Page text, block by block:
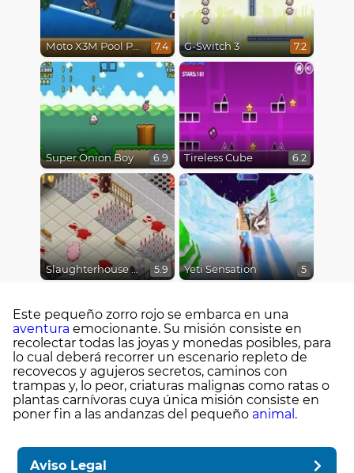
Moto X3M Pool Party 7.4 G-Switch 3 7.2
Super Onion Boy 6.9 Tireless Cube 6.2
Slaughterhouse Escape 5.9 Yeti Sensation 5
Este pequeño zorro rojo se embarca en una
aventura emocionante. Su misión consiste en
recolectar todas las joyas y monedas posibles, para
lo cual deberá recorrer un escenario repleto de
recovecos y agujeros secretos, caminos con
trampas y, lo peor, criaturas malignas como ratas o
plantas carnívoras cuya única misión consiste en
poner fin a las andanzas del pequeño animal .
Aviso Legal